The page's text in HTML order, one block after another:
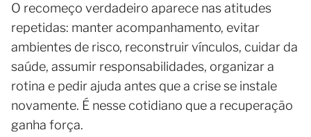
O recomeço verdadeiro aparece nas atitudes
repetidas: manter acompanhamento, evitar
ambientes de risco, reconstruir vínculos, cuidar da
saúde, assumir responsabilidades, organizar a
rotina e pedir ajuda antes que a crise se instale
novamente. É nesse cotidiano que a recuperação
ganha força.